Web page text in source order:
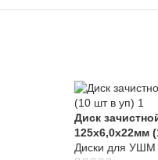
Диск
125х6,0х22мм
Диски для УШМ